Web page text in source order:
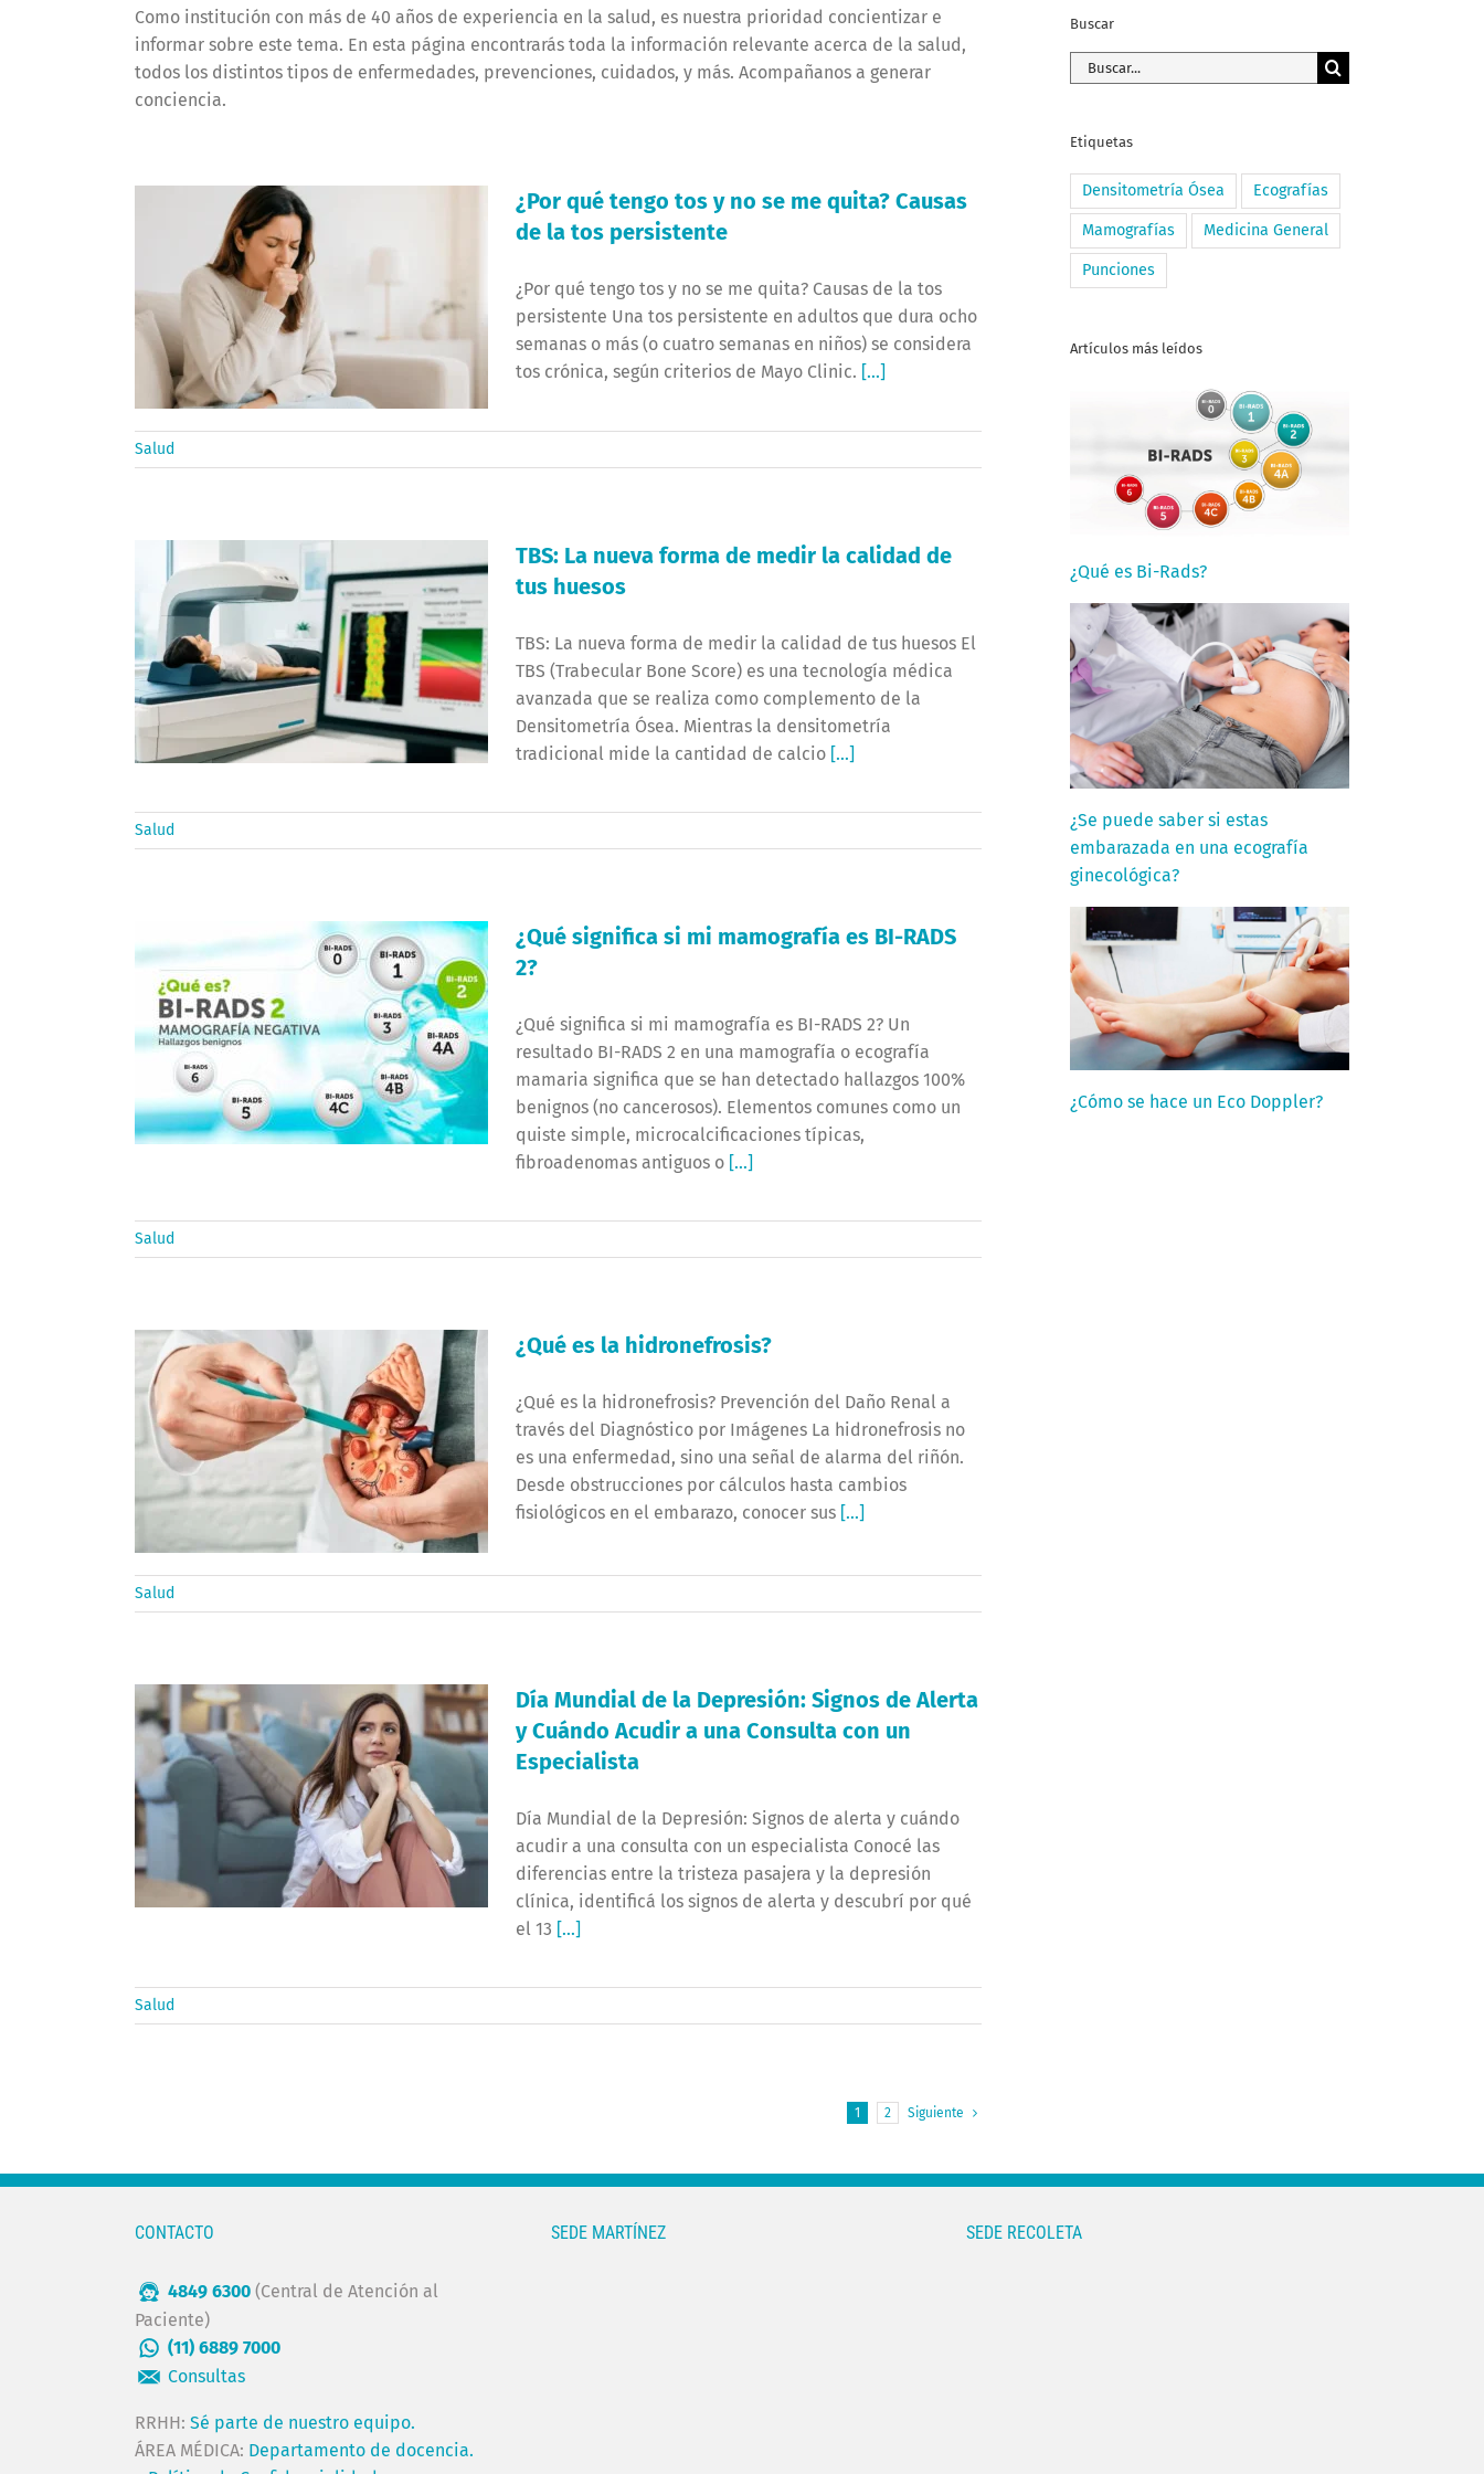
Como institución con más de 40 años de experiencia en la salud, es nuestra prioridad concientizar e
informar sobre este tema. En esta página encontrarás toda la información relevante acerca de la salud,
todos los distintos tipos de enfermedades, prevenciones, cuidados, y más. Acompañanos a generar
conciencia.
¿Por qué tengo tos y no se me quita? Causas
de la tos persistente
¿Por qué tengo tos y no se me quita? Causas de la tos
persistente Una tos persistente en adultos que dura ocho
semanas o más (o cuatro semanas en niños) se considera
tos crónica, según criterios de Mayo Clinic. [...]
Salud
TBS: La nueva forma de medir la calidad de
tus huesos
TBS: La nueva forma de medir la calidad de tus huesos El
TBS (Trabecular Bone Score) es una tecnología médica
avanzada que se realiza como complemento de la
Densitometría Ósea. Mientras la densitometría
tradicional mide la cantidad de calcio [...]
Salud
¿Qué significa si mi mamografía es BI-RADS
2?
¿Qué significa si mi mamografía es BI-RADS 2? Un
resultado BI-RADS 2 en una mamografía o ecografía
mamaria significa que se han detectado hallazgos 100%
benignos (no cancerosos). Elementos comunes como un
quiste simple, microcalcificaciones típicas,
fibroadenomas antiguos o [...]
Salud
¿Qué es la hidronefrosis?
¿Qué es la hidronefrosis? Prevención del Daño Renal a
través del Diagnóstico por Imágenes La hidronefrosis no
es una enfermedad, sino una señal de alarma del riñón.
Desde obstrucciones por cálculos hasta cambios
fisiológicos en el embarazo, conocer sus [...]
Salud
Día Mundial de la Depresión: Signos de Alerta
y Cuándo Acudir a una Consulta con un
Especialista
Día Mundial de la Depresión: Signos de alerta y cuándo
acudir a una consulta con un especialista Conocé las
diferencias entre la tristeza pasajera y la depresión
clínica, identificá los signos de alerta y descubrí por qué
el 13 [...]
Salud
1 2 Siguiente
Buscar
Buscar:
Etiquetas
Densitometría Ósea Ecografías
Mamografías Medicina General
Punciones
Artículos más leídos
¿Qué es Bi-Rads?
¿Se puede saber si estas
embarazada en una ecografía
ginecológica?
¿Cómo se hace un Eco Doppler?
CONTACTO
4849 6300 (Central de Atención al
Paciente)
(11) 6889 7000
Consultas
RRHH: Sé parte de nuestro equipo.
ÁREA MÉDICA: Departamento de docencia.
SEDE MARTÍNEZ SEDE RECOLETA